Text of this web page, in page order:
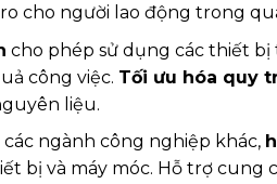
cho người lao động trong
cho phép sử dụng các thiết bị
công việc. Tối ưu hóa quy
liệu.
ngành công nghiệp khác,
bị và máy móc. Hỗ trợ cung